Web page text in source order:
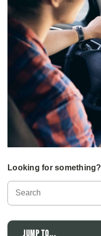
Looking for something?
Jump to...